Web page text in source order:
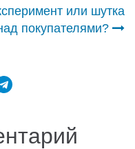
или шутка
покупателями?